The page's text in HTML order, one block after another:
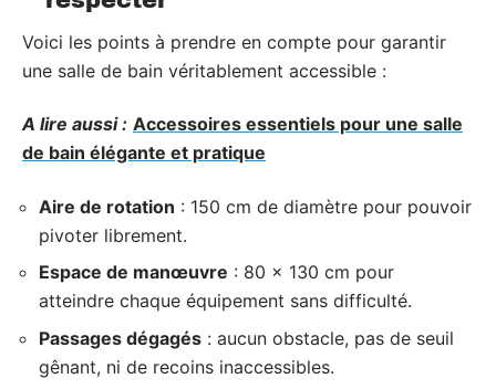
Voici les points à prendre en compte pour garantir
une salle de bain véritablement accessible :
A lire aussi : Accessoires essentiels pour une salle
de bain élégante et pratique
Aire de rotation : 150 cm de diamètre pour pouvoir
pivoter librement.
Espace de manœuvre : 80 x 130 cm pour
atteindre chaque équipement sans difficulté.
Passages dégagés : aucun obstacle, pas de seuil
gênant, ni de recoins inaccessibles.